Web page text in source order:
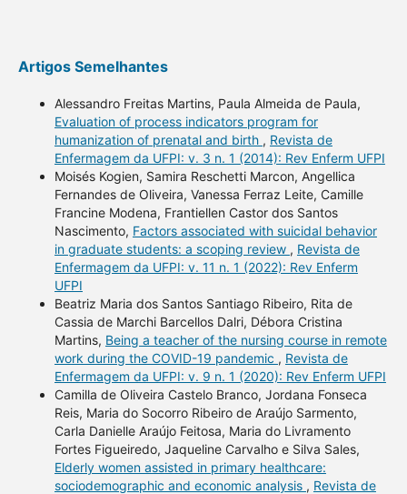
Artigos Semelhantes
Alessandro Freitas Martins, Paula Almeida de Paula,
Evaluation of process indicators program for
humanization of prenatal and birth , Revista de
Enfermagem da UFPI: v. 3 n. 1 (2014): Rev Enferm UFPI
Moisés Kogien, Samira Reschetti Marcon, Angellica
Fernandes de Oliveira, Vanessa Ferraz Leite, Camille
Francine Modena, Frantiellen Castor dos Santos
Nascimento, Factors associated with suicidal behavior
in graduate students: a scoping review , Revista de
Enfermagem da UFPI: v. 11 n. 1 (2022): Rev Enferm
UFPI
Beatriz Maria dos Santos Santiago Ribeiro, Rita de
Cassia de Marchi Barcellos Dalri, Débora Cristina
Martins, Being a teacher of the nursing course in remote
work during the COVID-19 pandemic , Revista de
Enfermagem da UFPI: v. 9 n. 1 (2020): Rev Enferm UFPI
Camilla de Oliveira Castelo Branco, Jordana Fonseca
Reis, Maria do Socorro Ribeiro de Araújo Sarmento,
Carla Danielle Araújo Feitosa, Maria do Livramento
Fortes Figueiredo, Jaqueline Carvalho e Silva Sales,
Elderly women assisted in primary healthcare:
sociodemographic and economic analysis , Revista de